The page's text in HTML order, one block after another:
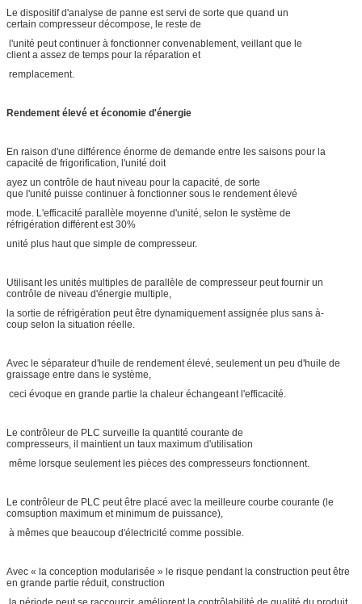
Le dispositif d'analyse de panne est servi de sorte que quand un
certain compresseur décompose, le reste de
l'unité peut continuer à fonctionner convenablement, veillant que le
client a assez de temps pour la réparation et
remplacement.
Rendement élevé et économie d'énergie
En raison d'une différence énorme de demande entre les saisons pour la
capacité de frigorification, l'unité doit
ayez un contrôle de haut niveau pour la capacité, de sorte
que l'unité puisse continuer à fonctionner sous le rendement élevé
mode. L'efficacité parallèle moyenne d'unité, selon le système de
réfrigération différent est 30%
unité plus haut que simple de compresseur.
Utilisant les unités multiples de parallèle de compresseur peut fournir un
contrôle de niveau d'énergie multiple,
la sortie de réfrigération peut être dynamiquement assignée plus sans à-
coup selon la situation réelle.
Avec le séparateur d'huile de rendement élevé, seulement un peu d'huile de
graissage entre dans le système,
ceci évoque en grande partie la chaleur échangeant l'efficacité.
Le contrôleur de PLC surveille la quantité courante de
compresseurs, il maintient un taux maximum d'utilisation
même lorsque seulement les pièces des compresseurs fonctionnent.
Le contrôleur de PLC peut être placé avec la meilleure courbe courante (le
comsuption maximum et minimum de puissance),
à mêmes que beaucoup d'électricité comme possible.
Avec « la conception modularisée » le risque pendant la construction peut être
en grande partie réduit, construction